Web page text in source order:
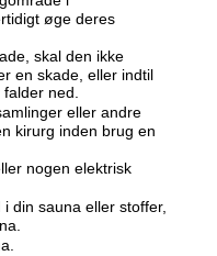
øge deres
skal den ikke
en skade, eller indtil
ned.
eller andre
kirurg inden brug en
nogen elektrisk
din sauna eller stoffer,